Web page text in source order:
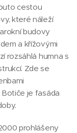
cestou
které náleží
budovy
a křížovými
rozsáhlá humna s
Zde se
je fasáda
prohlášeny